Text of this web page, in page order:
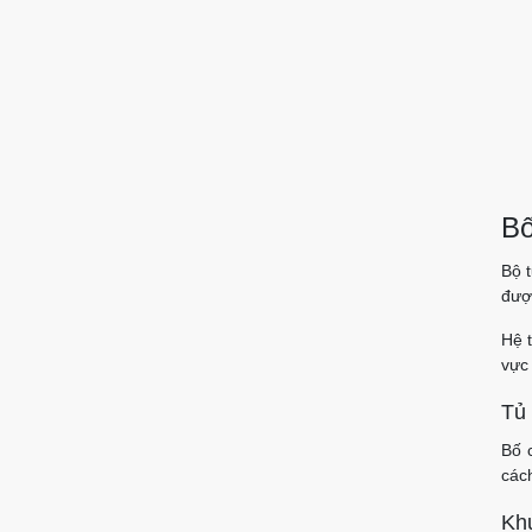
Bộ
Hệ
vực
Tủ
Bố